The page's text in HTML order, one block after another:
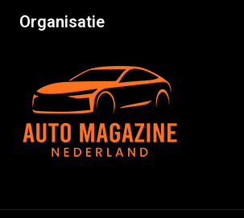
Organisatie